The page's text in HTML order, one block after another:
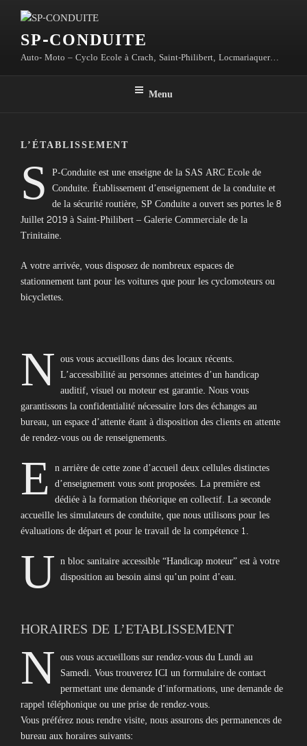
contenu
principal
SP-CONDUITE
Auto- Moto – Cyclo Ecole à Crach, Saint-Philibert, Locmariaquer…
Menu
L’ÉTABLISSEMENT
S P-Conduite est une enseigne de la SAS ARC Ecole de
Conduite. Établissement d’enseignement de la conduite et
de la sécurité routière, SP Conduite a ouvert ses portes le 8
Juillet 2019 à Saint-Philibert – Galerie Commerciale de la
Trinitaine.
A votre arrivée, vous disposez de nombreux espaces de
stationnement tant pour les voitures que pour les cyclomoteurs ou
bicyclettes.
N ous vous accueillons dans des locaux récents.
L’accessibilité au personnes atteintes d’un handicap
auditif, visuel ou moteur est garantie. Nous vous
garantissons la confidentialité nécessaire lors des échanges au
bureau, un espace d’attente étant à disposition des clients en attente
de rendez-vous ou de renseignements.
E n arrière de cette zone d’accueil deux cellules distinctes
d’enseignement vous sont proposées. La première est
dédiée à la formation théorique en collectif. La seconde
accueille les simulateurs de conduite, que nous utilisons pour les
évaluations de départ et pour le travail de la compétence 1.
U n bloc sanitaire accessible “Handicap moteur” est à votre
disposition au besoin ainsi qu’un point d’eau.
HORAIRES DE L’ETABLISSEMENT
N ous vous accueillons sur rendez-vous du Lundi au
Samedi. Vous trouverez ICI un formulaire de contact
permettant une demande d’informations, une demande de
rappel téléphonique ou une prise de rendez-vous.
Vous préférez nous rendre visite, nous assurons des permanences de
bureau aux horaires suivants: